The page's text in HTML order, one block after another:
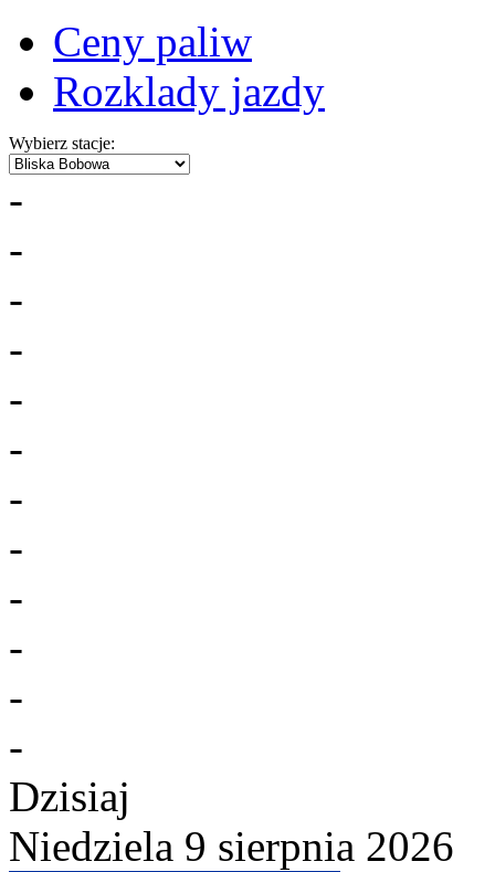
Ceny paliw
Rozklady jazdy
Wybierz stacje:
-
-
-
-
-
-
-
-
-
-
-
-
Dzisiaj
Niedziela 9 sierpnia 2026